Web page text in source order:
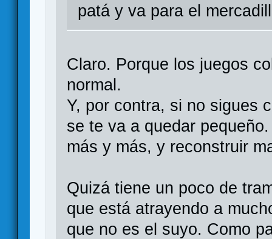
patá y va para el
Claro. Porque los juegos
normal.
Y, por contra, si no sigues
se te va a quedar
más y más, y reconstruir
Quizá tiene un poco de
que está atrayendo a
que no es el suyo. Como